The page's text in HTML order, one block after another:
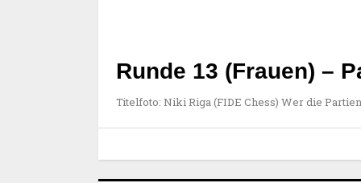
Runde 13 (Frauen) –
Titelfoto: Niki Riga (FIDE Chess) Wer die Partien